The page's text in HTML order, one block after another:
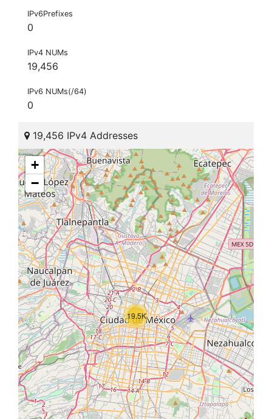
IPv6Prefixes
0
IPv4 NUMs
19,456
IPv6 NUMs(/64)
0
19,456 IPv4 Addresses
19.5K
+
−